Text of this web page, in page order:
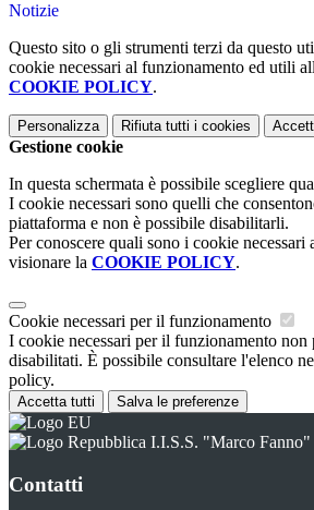
Notizie
Questo sito o gli strumenti terzi da questo
cookie necessari al funzionamento ed utili
COOKIE POLICY.
Personalizza Rifiuta tutti i cookies
Gestione cookie
In questa schermata è possibile scegliere
I cookie necessari sono quelli che
piattaforma e non è possibile disabilitarli.
Per conoscere quali sono i cookie necessari
visionare la COOKIE POLICY.
Cookie necessari per il funzionamento
I cookie necessari per il funzionamento non
disabilitati. È possibile consultare l'elenco
policy.
Accetta tutti Salva le preferenze
I.I.S.S. "Marco Fanno"
Contatti